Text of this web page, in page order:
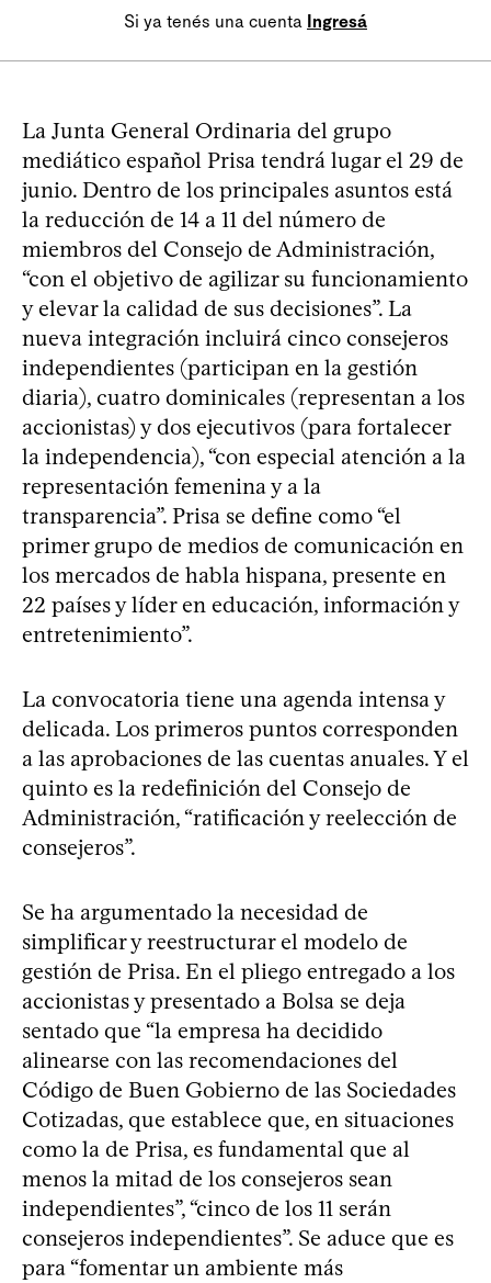
Si ya tenés una cuenta Ingresá
La Junta General Ordinaria del grupo
mediático español Prisa tendrá lugar el 29 de
junio. Dentro de los principales asuntos está
la reducción de 14 a 11 del número de
miembros del Consejo de Administración,
“con el objetivo de agilizar su funcionamiento
y elevar la calidad de sus decisiones”. La
nueva integración incluirá cinco consejeros
independientes (participan en la gestión
diaria), cuatro dominicales (representan a los
accionistas) y dos ejecutivos (para fortalecer
la independencia), “con especial atención a la
representación femenina y a la
transparencia”. Prisa se define como “el
primer grupo de medios de comunicación en
los mercados de habla hispana, presente en
22 países y líder en educación, información y
entretenimiento”.
La convocatoria tiene una agenda intensa y
delicada. Los primeros puntos corresponden
a las aprobaciones de las cuentas anuales. Y el
quinto es la redefinición del Consejo de
Administración, “ratificación y reelección de
consejeros”.
Se ha argumentado la necesidad de
simplificar y reestructurar el modelo de
gestión de Prisa. En el pliego entregado a los
accionistas y presentado a Bolsa se deja
sentado que “la empresa ha decidido
alinearse con las recomendaciones del
Código de Buen Gobierno de las Sociedades
Cotizadas, que establece que, en situaciones
como la de Prisa, es fundamental que al
menos la mitad de los consejeros sean
independientes”, “cinco de los 11 serán
consejeros independientes”. Se aduce que es
para “fomentar un ambiente más